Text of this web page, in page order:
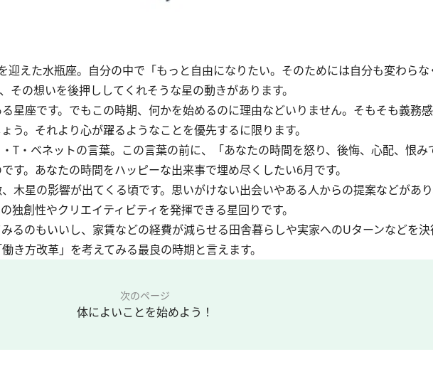
えた水瓶座。自分の中で「もっと自由になりたい。そのためには自分も変わらな
その想いを後押ししてくれそうな星の動きがあります。
星座です。でもこの時期、何かを始めるのに理由などいりません。そもそも義務
う。それより心が躍るようなことを優先するに限ります。
T・ベネットの言葉。この言葉の前に、「あなたの時間を怒り、後悔、心配、恨み
す。あなたの時間をハッピーな出来事で埋め尽くしたい6月です。
木星の影響が出てくる頃です。思いがけない出会いやある人からの提案などがあ
独創性やクリエイティビティを発揮できる星回りです。
るのもいいし、家賃などの経費が減らせる田舎暮らしや実家へのUターンなどを決
き方改革」を考えてみる最良の時期と言えます。
次のページ
体によいことを始めよう！